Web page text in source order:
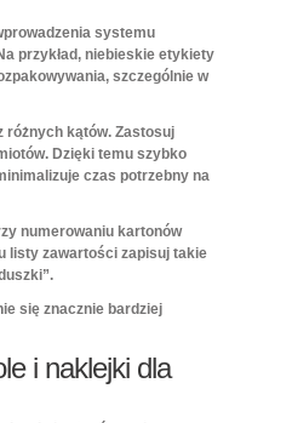
systemu
przykład, niebieskie etykiety
szczególnie w
różnych kątów. Zastosuj
Dzięki temu szybko
czas potrzebny na
numerowaniu kartonów
listy zawartości zapisuj takie
się znacznie bardziej
i naklejki dla